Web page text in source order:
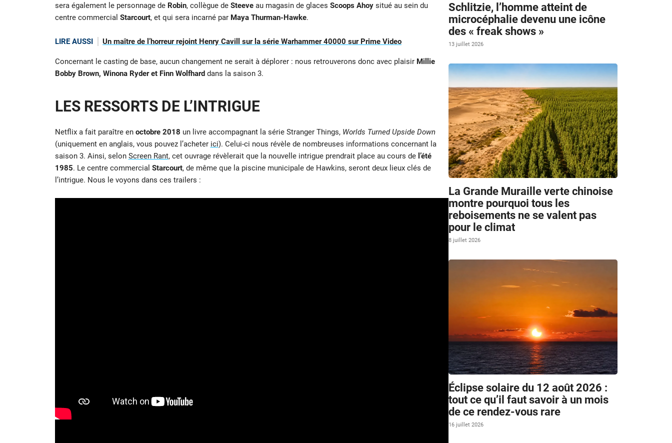
sera également le personnage de Robin, collègue de Steeve au magasin de glaces Scoops Ahoysitué au sein du
centre commercial Starcourt, et qui sera incarné par Maya Thurman-Hawke.
LIRE AUSSI Un maître de l’horreur rejoint Henry Cavill sur la série Warhammer 40000 sur Prime Video
Concernant le casting de base, aucun changement ne serait à déplorer : nous retrouverons donc avec plaisir Millie
Bobby Brown, Winona Ryder et Finn Wolfhard dans la saison 3.
LES RESSORTS DE L’INTRIGUE
Netflix a fait paraître en octobre 2018 un livre accompagnant la série Stranger Things, Worlds Turned Upside Down
(uniquement en anglais, vous pouvez l’acheter ici). Celui-ci nous révèle de nombreuses informations concernant la
saison 3. Ainsi, selon Screen Rant, cet ouvrage révèlerait que la nouvelle intrigue prendrait place au cours de l’été
1985. Le centre commercial Starcourt, de même que la piscine municipale de Hawkins, seront deux lieux clés de
l’intrigue. Nous le voyons dans ces trailers :
Schlitzie, l’homme atteint de
microcéphalie devenu une icône
des « freak shows »
13 juillet 2026
La Grande Muraille verte chinoise
montre pourquoi tous les
reboisements ne se valent pas
pour le climat
8 juillet 2026
Éclipse solaire du 12 août 2026 :
tout ce qu’il faut savoir à un mois
de ce rendez-vous rare
16 juillet 2026